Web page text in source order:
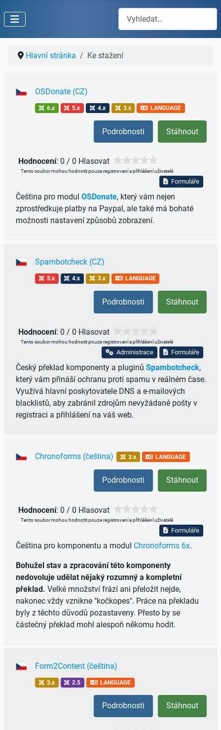
Hledat
Hlavní stránka Ke stažení
OSDonate (CZ)
6.x 5.x 4.x 3.x LANGUAGE
Stáhnout
Podrobnosti
Hodnocení: 0 / 0 Hlasovat
Tento soubor mohou hodnotit pouze registrovaní a přihlášení uživatelé
Formuláře
Čeština pro modul OSDonate, který vám nejen
zprostředkuje platby na Paypal, ale také má bohaté
možnosti nastavení způsobů zobrazení.
Spambotcheck (CZ)
5.x 4.x 3.x LANGUAGE
Stáhnout
Podrobnosti
Hodnocení: 0 / 0 Hlasovat
Tento soubor mohou hodnotit pouze registrovaní a přihlášení uživatelé
Administrace Formuláře
Český překlad komponenty a pluginů Spambotcheck,
který vám přináší ochranu proti spamu v reálném čase.
Využívá hlavní poskytovatele DNS a e-mailových
blacklistů, aby zabránil zdrojům nevyžádané pošty v
registraci a přihlášení na váš web.
Chronoforms (čeština) 3.x LANGUAGE
Stáhnout
Podrobnosti
Hodnocení: 0 / 0 Hlasovat
Tento soubor mohou hodnotit pouze registrovaní a přihlášení uživatelé
Formuláře
Čeština pro komponentu a modul Chronoforms 6x.
Bohužel stav a zpracování této komponenty
nedovoluje udělat nějaký rozumný a kompletní
překlad. Velké množství frází ani přeložit nejde,
nakonec vždy vznikne "kočkopes". Práce na překladu
byly z těchto důvodů pozastaveny. Přesto by se
částečný překlad mohl alespoň někomu hodit.
Form2Content (čeština)
3.x 2.5 LANGUAGE
Stáhnout
Podrobnosti